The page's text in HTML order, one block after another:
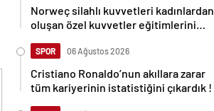
Norweç silahlı kuvvetleri kadınlardan
oluşan özel kuvvetler eğitimlerini
SPOR 06 Ağustos 2026
Cristiano Ronaldo’nun akıllara zarar
tüm kariyerinin istatistiğini çıkardık !